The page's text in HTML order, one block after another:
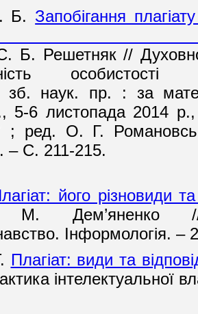
Б. Запобігання
Б. Решетняк //
: зб. наук. пр. : за
5-6 листопада 2014
ред. О. Г.
– С. 211-215.
його різновиди
//
Інформологія.
Плагіат: види та
інтелектуальної